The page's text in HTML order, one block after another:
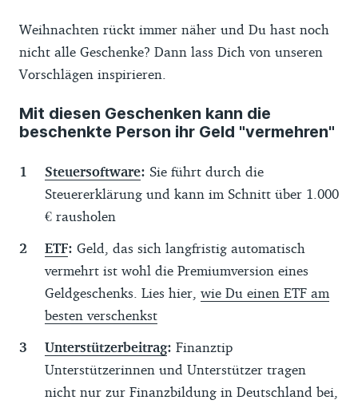
Weihnachten rückt immer näher und Du hast noch
nicht alle Geschenke? Dann lass Dich von unseren
Vorschlägen inspirieren.
Mit diesen Geschenken kann die
beschenkte Person ihr Geld "vermehren"
Steuersoftware: Sie führt durch die
Steuererklärung und kann im Schnitt über 1.000
€ rausholen
ETF: Geld, das sich langfristig automatisch
vermehrt ist wohl die Premiumversion eines
Geldgeschenks. Lies hier, wie Du einen ETF am
besten verschenkst
Unterstützerbeitrag: Finanztip
Unterstützerinnen und Unterstützer tragen
nicht nur zur Finanzbildung in Deutschland bei,